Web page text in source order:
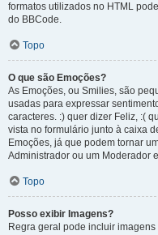
formatos utilizados no HTML
do BBCode.
Topo
O que são Emoções?
As Emoções, ou Smilies, são
usadas para expressar
caracteres. :) quer dizer Feliz, :(
vista no formulário junto à caixa
Emoções, já que podem tornar
Administrador ou um Moderador
Topo
Posso exibir Imagens?
Regra geral pode incluir